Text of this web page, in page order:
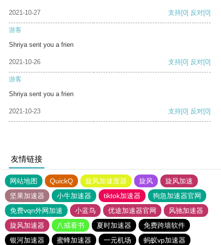
2021-10-27 支持[0] 反对[0]
游客
Shriya sent you a frien
2021-10-26 支持[0] 反对[0]
游客
Shriya sent you a frien
2021-10-23 支持[0] 反对[0]
友情链接
网站地图 QuickQ 旋风加速度器 旋风
旋风加速
坚果加速器
小牛加速器 tiktok加速器
狗急加速器官网
免费vqn外网加速
小蓝鸟 优途加速器官网
风驰加速器
旋风加速器
八戒看书 夏时加速器
免费跨墙软件
银河加速器
蜜蜂加速器 一元机场
蚂蚁vp加速器